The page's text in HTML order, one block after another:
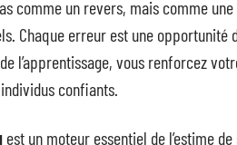
comme un revers, mais comme
Chaque erreur est une opportunité
l’apprentissage, vous renforcez
confiants.
est un moteur essentiel de l’estime